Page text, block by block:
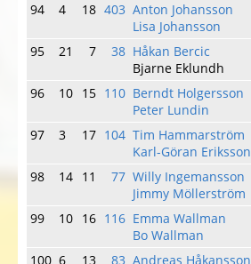
94 4 18 403 Anton Johansson
Lisa Johansson
95
21 7 38 Håkan Bercic
Bjarne Eklundh
96 10 15 110 Berndt Holgersson
Peter Lundin
97 3 17 104 Tim Hammarström
Karl-Göran Eriksson
98 14 11 77 Willy Ingemansson
Jimmy Möllerström
99 10 16 116 Emma Wallman
Bo Wallman
100 6 13 83 Andreas Håkansson